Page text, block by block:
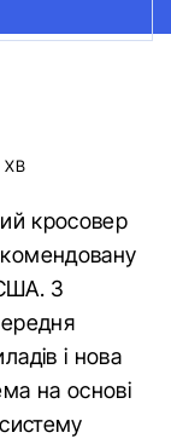
ХВ
кросовер
З
і нова
на основі